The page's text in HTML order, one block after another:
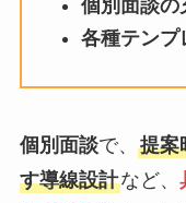
個別面談の
各種テンプ
個別面談で、 提案
す導線設計など、